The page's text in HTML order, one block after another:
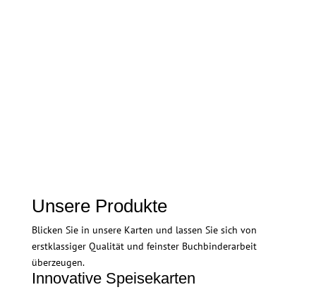
Unsere Produkte
Blicken Sie in unsere Karten und lassen Sie sich von
erstklassiger Qualität und feinster Buchbinderarbeit
überzeugen.
Innovative Speisekarten